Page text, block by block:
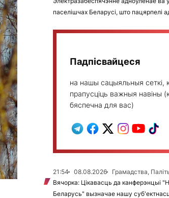
паселішчах Беларусі, што пацярпелі
Падпісвайцеся
на нашы сацыяльныя сеткі,
прапусціць важныя навіны
бяспечна для вас)
21:54 08.08.2026
Грамадства,
Вячорка: Цікавасць да канферэнцыі
Беларусь" вызначае нашу